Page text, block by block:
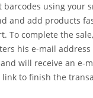
barcodes using your
and add products
To complete the
his e-mail address
will receive an e-
to finish the